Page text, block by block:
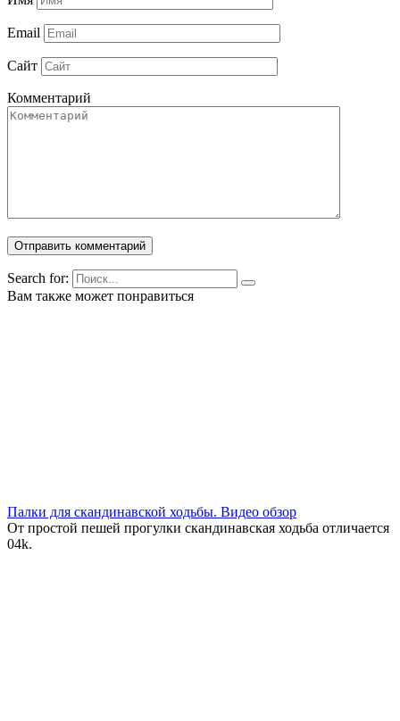
Email
Сайт
Комментарий
Search for:
Вам также может понравиться
Палки для скандинавской ходьбы. Видео обзор
От простой пешей прогулки скандинавская ходьба отличается
04k.